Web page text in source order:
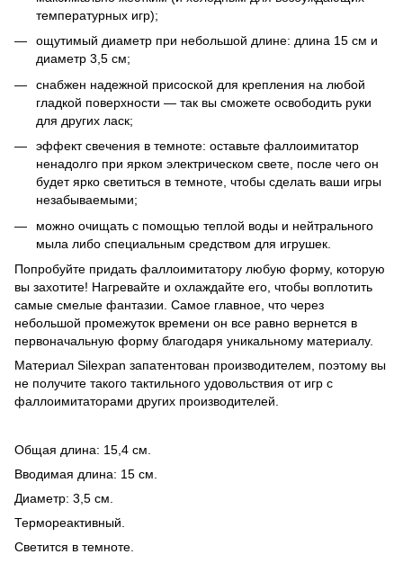
температурных игр);
ощутимый диаметр при небольшой длине: длина 15 см и
диаметр 3,5 см;
снабжен надежной присоской для крепления на любой
гладкой поверхности — так вы сможете освободить руки
для других ласк;
эффект свечения в темноте: оставьте фаллоимитатор
ненадолго при ярком электрическом свете, после чего он
будет ярко светиться в темноте, чтобы сделать ваши игры
незабываемыми;
можно очищать с помощью теплой воды и нейтрального
мыла либо специальным средством для игрушек.
Попробуйте придать фаллоимитатору любую форму, которую
вы захотите! Нагревайте и охлаждайте его, чтобы воплотить
самые смелые фантазии. Самое главное, что через
небольшой промежуток времени он все равно вернется в
первоначальную форму благодаря уникальному материалу.
Материал Silexpan запатентован производителем, поэтому вы
не получите такого тактильного удовольствия от игр с
фаллоимитаторами других производителей.
Общая длина: 15,4 см.
Вводимая длина: 15 см.
Диаметр: 3,5 см.
Термореактивный.
Светится в темноте.